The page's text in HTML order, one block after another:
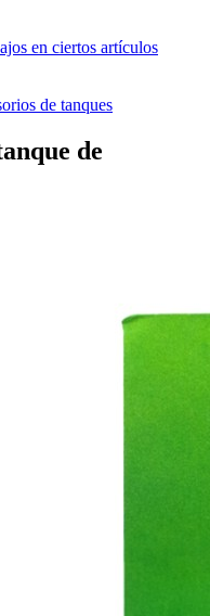
en ciertos artículos
de tanques
de